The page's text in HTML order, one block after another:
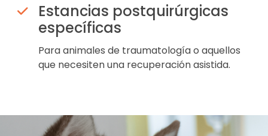
Estancias postquirúrgicas
específicas
Para animales de traumatología o aquellos
que necesiten una recuperación asistida.